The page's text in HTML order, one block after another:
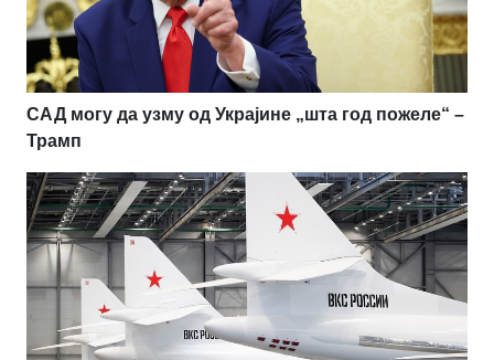
САД могу да узму од Украјине „шта год пожеле“ –
Трамп